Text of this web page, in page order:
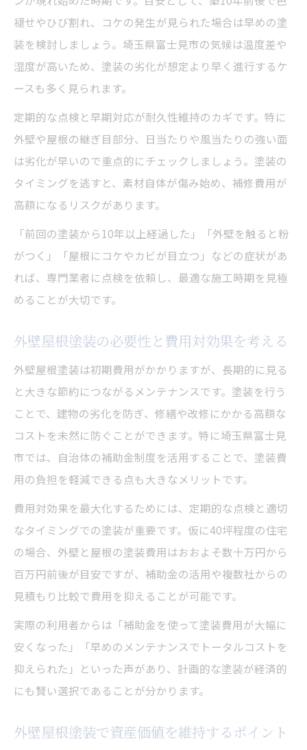
外壁屋根塗装の補助金申請時の注意点を押
さえよう
外壁屋根塗装が資産価値維持に与える影響
外壁屋根塗装で高まる住宅の売却メリット
外壁屋根塗装が将来的な修繕費を抑える仕
組み
外壁屋根塗装が住宅の見た目を一新させる
効果
外壁屋根塗装の定期的実施で資産価値を守
る
外壁屋根塗装の同時施工で得られる省エネ
効果
外壁屋根塗装の遮熱塗料で光熱費削減を実
現
外壁屋根塗装の断熱性能で夏冬の快適さア
ップ
外壁屋根塗装の同時工事がコストパフォー
マンス向上
外壁屋根塗装で快適な室内環境を手に入れ
る
褪せやひび割れ、コケの発生が見られた場合は早めの塗
装を検討しましょう。埼玉県富士見市の気候は温度差や
湿度が高いため、塗装の劣化が想定より早く進行するケ
ースも多く見られます。
定期的な点検と早期対応が耐久性維持のカギです。特に
外壁や屋根の継ぎ目部分、日当たりや風当たりの強い面
は劣化が早いので重点的にチェックしましょう。塗装の
タイミングを逃すと、素材自体が傷み始め、補修費用が
高額になるリスクがあります。
「前回の塗装から10年以上経過した」「外壁を触ると粉
がつく」「屋根にコケやカビが目立つ」などの症状があ
れば、専門業者に点検を依頼し、最適な施工時期を見極
めることが大切です。
外壁屋根塗装の必要性と費用対効果を考える
外壁屋根塗装は初期費用がかかりますが、長期的に見る
と大きな節約につながるメンテナンスです。塗装を行う
ことで、建物の劣化を防ぎ、修繕や改修にかかる高額な
コストを未然に防ぐことができます。特に埼玉県富士見
市では、自治体の補助金制度を活用することで、塗装費
用の負担を軽減できる点も大きなメリットです。
費用対効果を最大化するためには、定期的な点検と適切
なタイミングでの塗装が重要です。仮に40坪程度の住宅
の場合、外壁と屋根の塗装費用はおおよそ数十万円から
百万円前後が目安ですが、補助金の活用や複数社からの
見積もり比較で費用を抑えることが可能です。
実際の利用者からは「補助金を使って塗装費用が大幅に
安くなった」「早めのメンテナンスでトータルコストを
抑えられた」といった声があり、計画的な塗装が経済的
にも賢い選択であることが分かります。
外壁屋根塗装で資産価値を維持するポイント